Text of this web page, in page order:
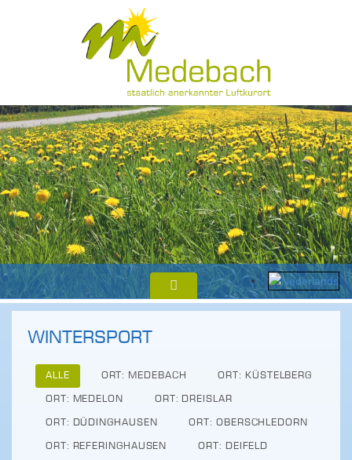
WINTERSPORT
ALLE ORT: MEDEBACH
ORT: KÜSTELBERG
ORT: MEDELON
ORT: DREISLAR
ORT: DÜDINGHAUSEN
ORT: OBERSCHLEDORN
ORT: REFERINGHAUSEN
ORT: DEIFELD